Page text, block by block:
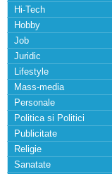
Hi-Tech
Hobby
Job
Juridic
Lifestyle
Mass-media
Personale
Politica si Politici
Publicitate
Religie
Sanatate